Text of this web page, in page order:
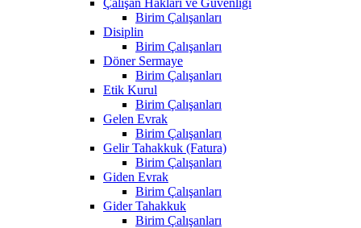
Birim Çalışanları
Disiplin
Birim Çalışanları
Döner Sermaye
Birim Çalışanları
Etik Kurul
Birim Çalışanları
Gelen Evrak
Birim Çalışanları
Gelir Tahakkuk (Fatura)
Birim Çalışanları
Giden Evrak
Birim Çalışanları
Gider Tahakkuk
Birim Çalışanları